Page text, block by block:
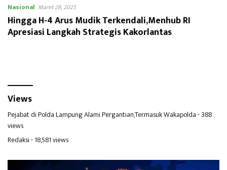
Nasional Maret 28, 2025
Hingga H-4 Arus Mudik Terkendali,Menhub RI
Apresiasi Langkah Strategis Kakorlantas
Views
Pejabat di Polda Lampung Alami Pergantian,Termasuk Wakapolda- 388
views
Redaksi- 18,581 views